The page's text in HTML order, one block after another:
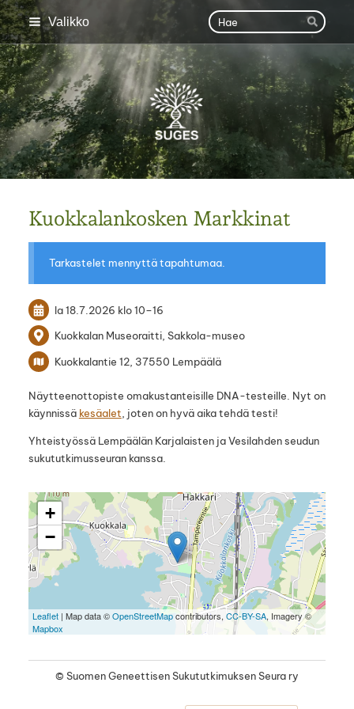
Siirry
sivun
sisältöön
Valikko Haku
Hae
SUGES
Kuokkalankosken Markkinat
Tarkastelet mennyttä tapahtumaa.
la 18.7.2026 klo 10–16
Kuokkalan Museoraitti, Sakkola-museo
Kuokkalantie 12, 37550 Lempäälä
Näytteenottopiste omakustanteisille DNA-testeille. Nyt on
käynnissä kesäalet , joten on hyvä aika tehdä testi!
Yhteistyössä Lempäälän Karjalaisten ja Vesilahden seudun
sukututkimusseuran kanssa.
+
−
Leaflet| Map data ©OpenStreetMapcontributors, CC-BY-SA, Imagery ©
Mapbox
© Suomen Geneettisen Sukututkimuksen Seura ry